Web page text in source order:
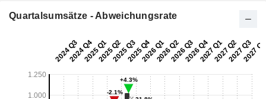
Quartalsumsätze - Abweichungsrate